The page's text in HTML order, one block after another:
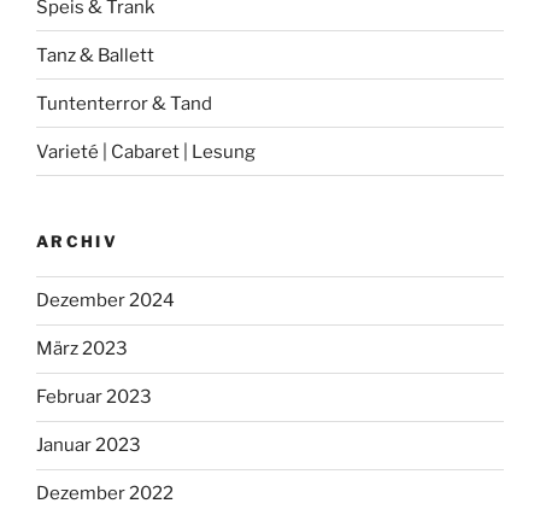
Speis & Trank
Tanz & Ballett
Tuntenterror & Tand
Varieté | Cabaret | Lesung
ARCHIV
Dezember 2024
März 2023
Februar 2023
Januar 2023
Dezember 2022